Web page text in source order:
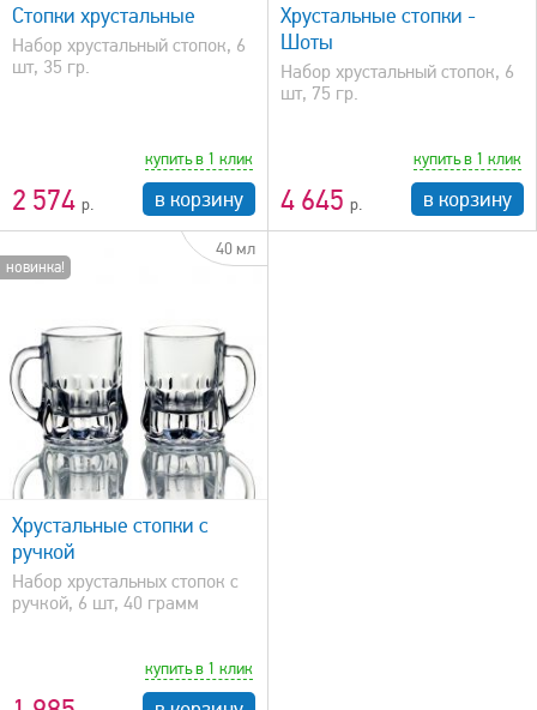
Стопки хрустальные
Набор хрустальный стопок, 6
шт, 35 гр.
2 574
купить в 1 клик
в корзину
Хрустальные стопки -
Шоты
Набор хрустальный стопок, 6
шт, 75 гр.
4 645
купить в 1 клик
в корзину
новинка!
40 мл
Хрустальные стопки с
ручкой
Набор хрустальных стопок с
ручкой, 6 шт, 40 грамм
купить в 1 клик